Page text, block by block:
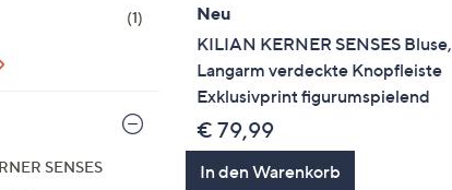
(1)
SENSES
Neu
KILIAN KERNER SENSES Bluse,
Langarm verdeckte Knopfleiste
Exklusivprint figurumspielend
€ 79,99
In den Warenkorb